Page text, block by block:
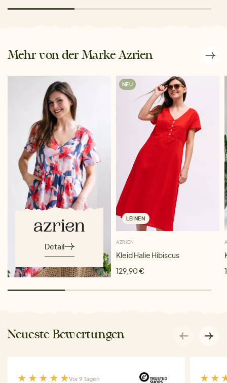
Mehr von der Marke Azrien
Detail
NEU
LEINEN
AZRIEN
Kleid Halie Hibiscus
129,90 €
Neueste Bewertungen
Vor 9 Tagen